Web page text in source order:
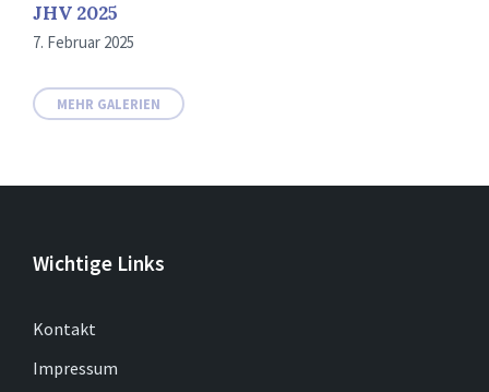
JHV 2025
7. Februar 2025
MEHR GALERIEN
Wichtige Links
Kontakt
Impressum